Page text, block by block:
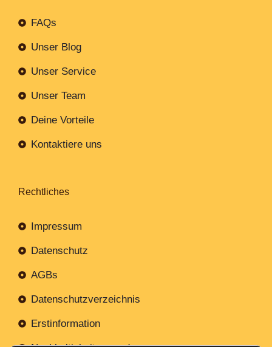
FAQs
Unser Blog
Unser Service
Unser Team
Deine Vorteile
Kontaktiere uns
Rechtliches
Impressum
Datenschutz
AGBs
Datenschutzverzeichnis
Erstinformation